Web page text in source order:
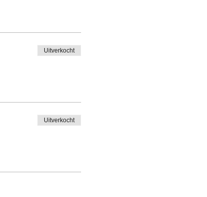
Uitverkocht
Uitverkocht